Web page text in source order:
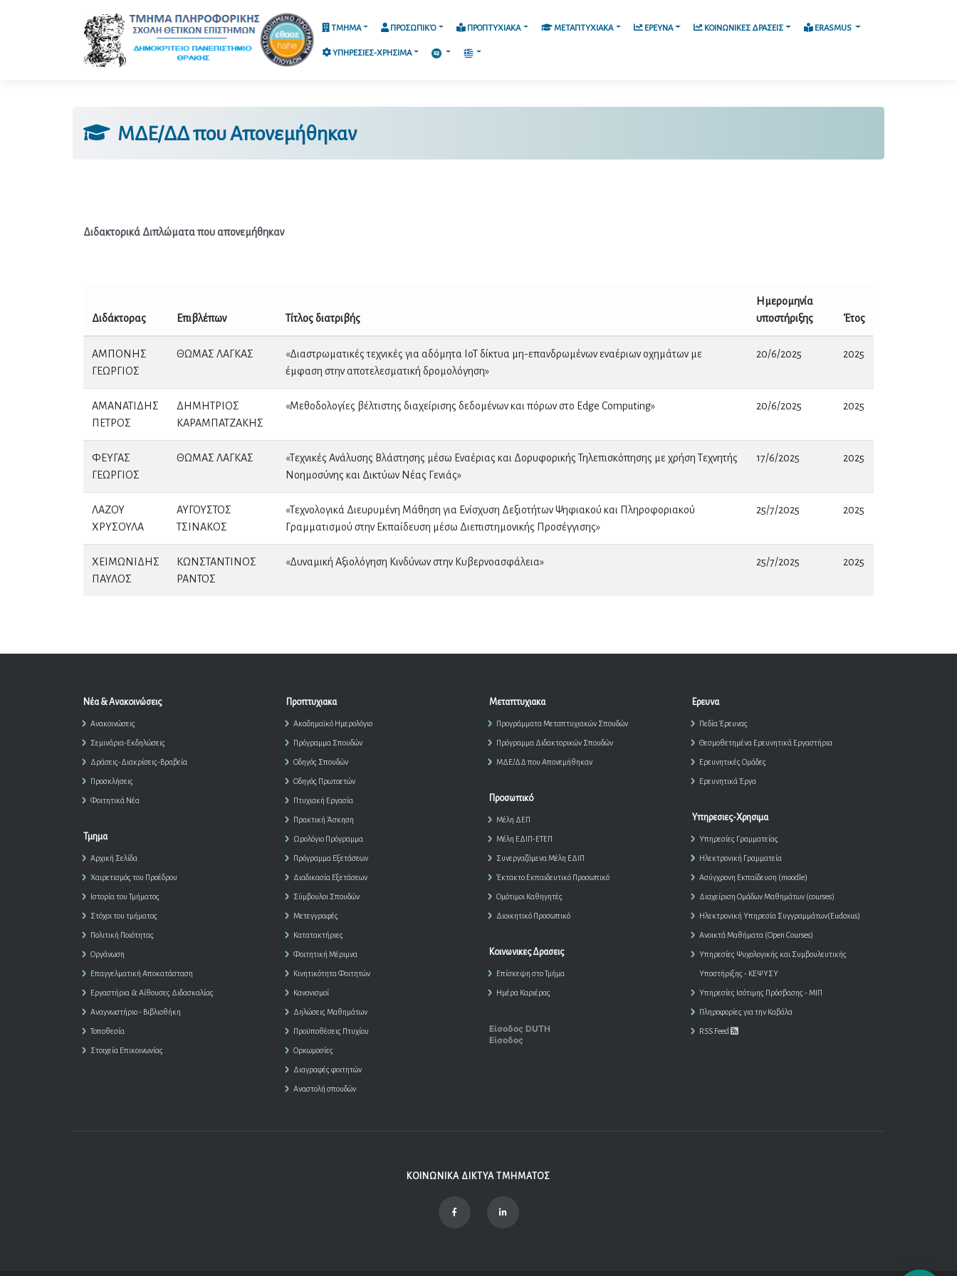
ΤΜΗΜΑ ΠΡΟΣΩΠΙΚΌ ΠΡΟΠΤΥΧΙΑΚΑ ΜΕΤΑΠΤΥΧΙΑΚΑ ΕΡΕΥΝΑ ΚΟΙΝΩΝΙΚΕΣ ΔΡΑΣΕΙΣ ERASMUS
ΥΠΗΡΕΣΙΕΣ-ΧΡΗΣΙΜΑ
ΜΔΕ/ΔΔ που Απονεμήθηκαν
Διδακτορικά Διπλώματα που απονεμήθηκαν
Διδάκτορας Επιβλέπων Τίτλος διατριβής
Ημερομηνία
υποστήριξης
Έτος
ΑΜΠΟΝΗΣ
ΓΕΩΡΓΙΟΣ
ΘΩΜΑΣ ΛΑΓΚΑΣ
«Διαστρωματικές τεχνικές για αδόμητα ΙοΤ δίκτυα μη-επανδρωμένων εναέριων οχημάτων με
έμφαση στην αποτελεσματική δρομολόγηση»
20/6/2025 2025
ΑΜΑΝΑΤΙΔΗΣ
ΠΕΤΡΟΣ
ΔΗΜΗΤΡΙΟΣ
ΚΑΡΑΜΠΑΤΖΑΚΗΣ
«Μεθοδολογίες βέλτιστης διαχείρισης δεδομένων και πόρων στο Edge Computing» 20/6/2025 2025
ΦΕΥΓΑΣ
ΓΕΩΡΓΙΟΣ
ΘΩΜΑΣ ΛΑΓΚΑΣ
«Τεχνικές Ανάλυσης Βλάστησης μέσω Εναέριας και Δορυφορικής Τηλεπισκόπησης με χρήση Τεχνητής
Νοημοσύνης και Δικτύων Νέας Γενιάς»
17/6/2025 2025
ΛΑΖΟΥ
ΧΡΥΣΟΥΛΑ
ΑΥΓΟΥΣΤΟΣ
ΤΣΙΝΑΚΟΣ
«Τεχνολογικά Διευρυμένη Μάθηση για Ενίσχυση Δεξιοτήτων Ψηφιακού και Πληροφοριακού
Γραμματισμού στην Εκπαίδευση μέσω Διεπιστημονικής Προσέγγισης»
25/7/2025 2025
ΧΕΙΜΩΝΙΔΗΣ
ΠΑΥΛΟΣ
ΚΩΝΣΤΑΝΤΙΝΟΣ
ΡΑΝΤΟΣ
«Δυναμική Αξιολόγηση Κινδύνων στην Κυβερνοασφάλεια» 25/7/2025 2025
Νέα & Ανακοινώσεις
Ανακοινώσεις
Σεμινάρια-Εκδηλώσεις
Δράσεις-Διακρίσεις-Βραβεία
Προσκλήσεις
Φοιτητικά Νέα
Τμημα
Αρχική Σελίδα
Χαιρετισμός του Προέδρου
Ιστορία του Τμήματος
Στόχοι του τμήματος
Πολιτική Ποιότητας
Οργάνωση
Επαγγελματική Αποκατάσταση
Εργαστήρια & Αίθουσες Διδασκαλίας
Αναγνωστήριο - Βιβλιοθήκη
Τοποθεσία
Στοιχεία Επικοινωνίας
Προπτυχιακα
Ακαδημαϊκό Ημερολόγιο
Πρόγραμμα Σπουδών
Οδηγός Σπουδών
Οδηγός Πρωτοετών
Πτυχιακή Εργασία
Πρακτική Άσκηση
Ωρολόγιο Πρόγραμμα
Πρόγραμμα Εξετάσεων
Διαδικασία Εξετάσεων
Σύμβουλοι Σπουδών
Μετεγγραφές
Κατατακτήριες
Φοιτητική Μέριμνα
Κινητικότητα Φοιτητών
Κανονισμοί
Δηλώσεις Μαθημάτων
Προϋποθέσεις Πτυχίου
Ορκωμοσίες
Διαγραφές φοιτητών
Αναστολή σπουδών
Μεταπτυχιακα
Προγράμματα Μεταπτυχιακών Σπουδών
Πρόγραμμα Διδακτορικών Σπουδών
ΜΔΕ/ΔΔ που Απονεμήθηκαν
Προσωπικό
Μέλη ΔΕΠ
Μέλη ΕΔΙΠ-ΕΤΕΠ
Συνεργαζόμενα Μέλη ΕΔΙΠ
Έκτακτο Εκπαιδευτικό Προσωπικό
Ομότιμοι Καθηγητές
Διοικητικό Προσωπικό
Κοινωνικες Δρασεις
Επίσκεψη στο Τμήμα
Ημέρα Καριέρας
Είσοδος DUTH
Είσοδος
Ερευνα
Πεδία Έρευνας
Θεσμοθετημένα Ερευνητικά Εργαστήρια
Ερευνητικές Ομάδες
Ερευνητικά Έργα
Υπηρεσιες-Χρησιμα
Υπηρεσίες Γραμματείας
Ηλεκτρονική Γραμματεία
Ασύγχρονη Εκπαίδευση (moodle)
Διαχείριση Ομάδων Μαθημάτων (courses)
Ηλεκτρονική Υπηρεσία Συγγραμμάτων(Eudoxus)
Ανοικτά Μαθήματα (Open Courses)
Υπηρεσίες Ψυχολογικής και Συμβουλευτικής
Υποστήριξης - ΚΕΨΥΣΥ
Υπηρεσίες Ισότιμης Πρόσβασης - ΜΙΠ
Πληροφορίες για την Καβάλα
RSS Feed
ΚΟΙΝΩΝΙΚΑ ΔΙΚΤΥΑ ΤΜΗΜΑΤΟΣ